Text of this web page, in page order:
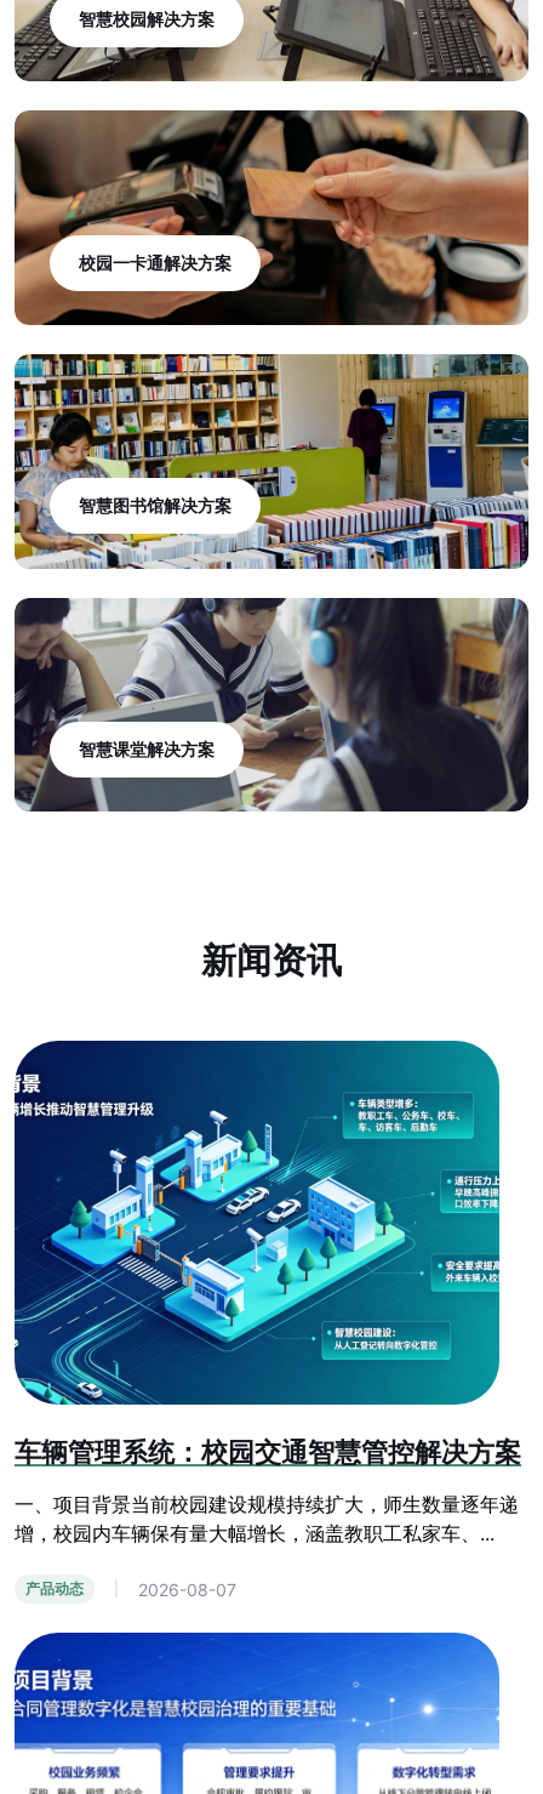
智慧校园解决方案
校园一卡通解决方案
智慧图书馆解决方案
智慧课堂解决方案
新闻资讯
车辆管理系统：校园交通智慧管控解决方案
一、项目背景当前校园建设规模持续扩大，师生数量逐年递
增，校园内车辆保有量大幅增长，涵盖教职工私家车、...
产品动态 2026-08-07